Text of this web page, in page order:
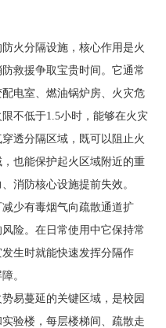
火分隔设施，核心作用是火
救援争取宝贵时间。它通常
电室、燃油锅炉房、火灾危
不低于1.5小时，能够在火灾
透分隔区域，既可以阻止火
也能保护起火区域附近的重
消防核心设施提前失效。
少有毒烟气向疏散通道扩
险。在日常使用中它保持常
生时就能快速发挥分隔作
。
易蔓延的关键区域，是校园
验楼，每层楼梯间、疏散走